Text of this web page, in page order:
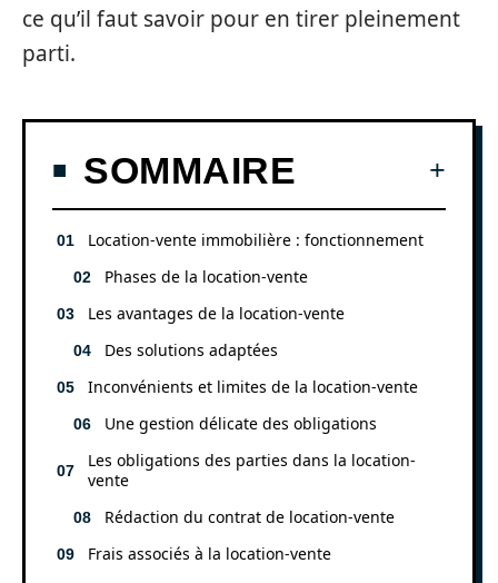
ce qu’il faut savoir pour en tirer pleinement
parti.
SOMMAIRE
Location-vente immobilière : fonctionnement
Phases de la location-vente
Les avantages de la location-vente
Des solutions adaptées
Inconvénients et limites de la location-vente
Une gestion délicate des obligations
Les obligations des parties dans la location-
vente
Rédaction du contrat de location-vente
Frais associés à la location-vente